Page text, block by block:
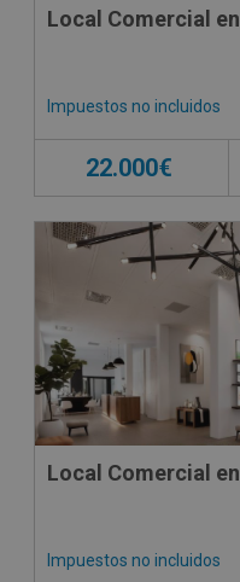
Local Comercial en
Impuestos no incluidos
22.000€
Local Comercial en
Impuestos no incluidos